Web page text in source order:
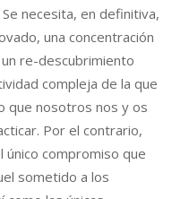
necesita, en definitiva,
una concentración
re-descubrimiento
compleja de la que
que nosotros nos y os
Por el contrario,
compromiso que
sometido a los